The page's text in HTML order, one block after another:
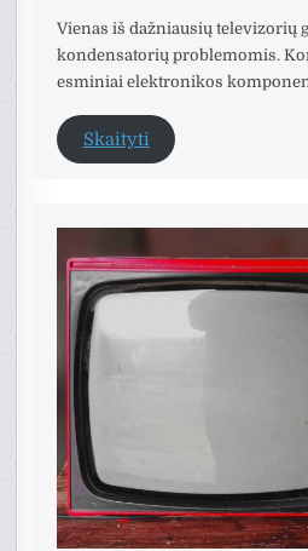
Vienas iš dažniausių televizorių
kondensatorių problemomis.
esminiai elektronikos
Skaityti